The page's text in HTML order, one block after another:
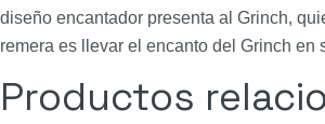
diseño encantador presenta al Grinch,
remera es llevar el encanto del Grinch en
Productos